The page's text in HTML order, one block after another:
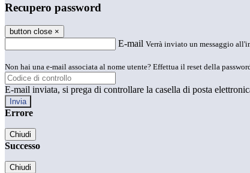
Recupero password
button close ×
E-mail Verrà inviato un messaggio
Non hai una e-mail associata al nome utente? Effettua il reset della
E-mail inviata, si prega di controllare la casella di posta
Errore
Chiudi
Successo
Chiudi